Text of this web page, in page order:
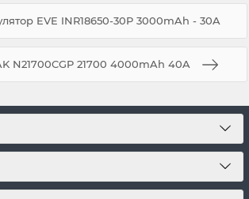
EVE INR18650-30P 3000mAh - 30A
N21700CGP 21700 4000mAh 40A